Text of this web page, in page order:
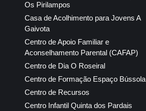
Os Pirilampos
Casa de Acolhimento para Jovens A
Gaivota
Centro de Apoio Familiar e
Aconselhamento Parental (CAFAP)
Centro de Dia O Roseiral
Centro de Formação Espaço Bússola
Centro de Recursos
Centro Infantil Quinta dos Pardais